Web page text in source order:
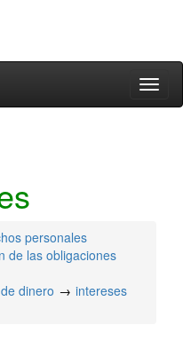
personales
de las obligaciones
dinero
intereses